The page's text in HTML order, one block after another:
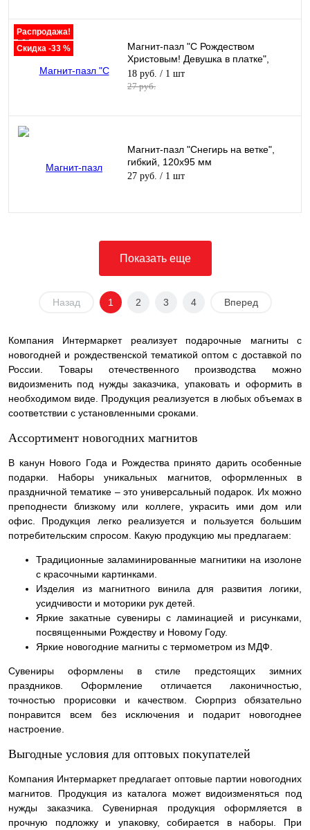
Распродажа!
Скидка -33 %
Магнит-пазл "С Рождеством
Христовым! Девушка в платке",
гибкий, 120х95 мм
18 руб. / 1 шт
27 руб.
Магнит-пазл "Снегирь на ветке",
гибкий, 120х95 мм
27 руб. / 1 шт
Показать еще
Назад 1 2 3 4 Вперед
Компания Интермаркет реализует подарочные магниты с
новогодней и рождественской тематикой оптом с доставкой по
России. Товары отечественного производства можно
видоизменить под нужды заказчика, упаковать и оформить в
необходимом виде. Продукция реализуется в любых объемах в
соответствии с установленными сроками.
Ассортимент новогодних магнитов
В канун Нового Года и Рождества принято дарить особенные
подарки. Наборы уникальных магнитов, оформленных в
праздничной тематике – это универсальный подарок. Их можно
преподнести близкому или коллеге, украсить ими дом или
офис. Продукция легко реализуется и пользуется большим
потребительским спросом. Какую продукцию мы предлагаем:
Традиционные заламинированные магнитики на изолоне
с красочными картинками.
Изделия из магнитного винила для развития логики,
усидчивости и моторики рук детей.
Яркие закатные сувениры с ламинацией и рисунками,
посвященными Рождеству и Новому Году.
Яркие новогодние магниты с термометром из МДФ.
Сувениры оформлены в стиле предстоящих зимних
праздников. Оформление отличается лаконичностью,
точностью прорисовки и качеством. Сюрприз обязательно
понравится всем без исключения и подарит новогоднее
настроение.
Выгодные условия для оптовых покупателей
Компания Интермаркет предлагает оптовые партии новогодних
магнитов. Продукция из каталога может видоизменяться под
нужды заказчика. Сувенирная продукция оформляется в
прочную подложку и упаковку, собирается в наборы. При